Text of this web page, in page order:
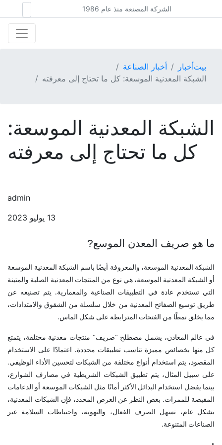
الشركة المصنعة منذ عام 1986
بيتأخبار
أخبار الصناعة
الشبكة المعدنية الموسعة: كل ما تحتاج إلى معرفته
الشبكة المعدنية الموسعة:
كل ما تحتاج إلى معرفته
admin
13 يوليو 2023
ما هو صريف المعدن الموسع?
الشبكة المعدنية الموسعة، والمعروفة أيضًا باسم الشبكة المعدنية الموسعة
أو الشبكة المعدنية الموسعة، هي نوع من المنتجات المعدنية الصلبة والمتينة
التي تستخدم عادة في التطبيقات الصناعية والمعمارية. يتم تصنيعه عن
طريق توسيع الصفائح المعدنية من خلال سلسلة من الشقوق والامتدادات،
مما يخلق نمطًا من الفتحات المترابطة على شكل الماس.
في عالم المعادن، يشمل مصطلح "صريف" منتجات معدنية مختلفة، يتمتع
كل منها بخصائص مميزة تناسب تطبيقات محددة. اعتمادًا على الاستخدام
المقصود، يتم استخدام أنواع مختلفة من الشبكات لتحسين الأداء الوظيفي.
على سبيل المثال، يتم تطبيق الشبكات الشريطية في مصارف الشوارع،
بينما يفضل استخدام البدائل الأكثر أمانًا مثل الشبكات الموسعة أو الدعامات
المقبضة للممرات. بغض النظر عن الغرض المحدد، فإن الشبكات المعدنية،
بشكل عام، تسهل الصرف الفعال، والتهوية، واحتياطات السلامة عبر
الصناعات المتنوعة.